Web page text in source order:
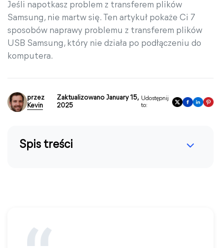
Jeśli napotkasz problem z transferem plików
Samsung, nie martw się. Ten artykuł pokaże Ci 7
sposobów naprawy problemu z transferem plików
USB Samsung, który nie działa po podłączeniu do
komputera.
przez
Kevin
Zaktualizowano January 15,
2025
Udostępnij
to:
Spis treści